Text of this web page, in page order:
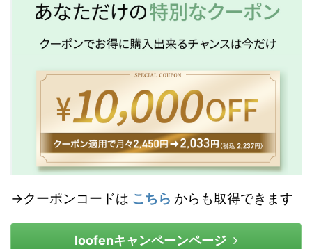
→クーポンコードは こちら からも取得できます
loofenキャンペーンページ